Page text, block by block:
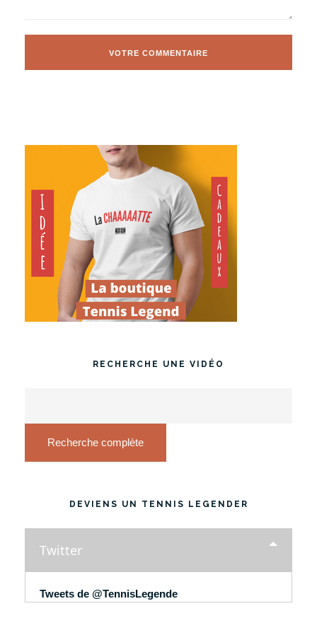
RECHERCHE UNE VIDÉO
Recherche complète
DEVIENS UN TENNIS LEGENDER
Twitter
Tweets de @TennisLegende